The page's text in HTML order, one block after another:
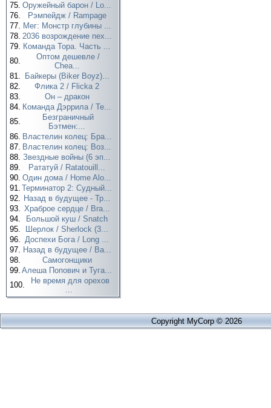
75. Оружейный барон / Lo...
76.
Рэмпейдж / Rampage
77. Мег: Монстр глубины ...
78. 2036 возрождение nex...
79. Команда Тора. Часть ...
80.
Оптом дешевле /
Chea...
81.
Байкеры (Biker Boyz)...
82.
Флика 2 / Flicka 2
83.
Он – дракон
84. Команда Дэррила / Te...
85.
Безграничный
Бэтмен:...
86. Властелин колец: Бра...
87. Властелин колец: Воз...
88. Звездные войны (6 эп...
89.
Рататуй / Ratatouill...
90. Один дома / Home Alo...
91. Терминатор 2: Судный...
92. Назад в будущее - Тр...
93. Храброе сердце / Bra...
94.
Большой куш / Snatch
95.
Шерлок / Sherlock (3...
96. Доспехи Бога / Long ...
97. Назад в будущее / Ba...
98.
Самогонщики
99. Алеша Попович и Туга...
100.
Не время для орехов
...
Copyright MyCorp © 2026